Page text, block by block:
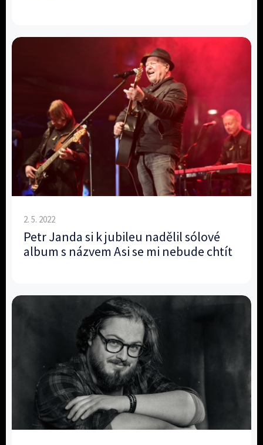
2. 5. 2022
Petr Janda si k jubileu nadělil sólové
album s názvem Asi se mi nebude chtít